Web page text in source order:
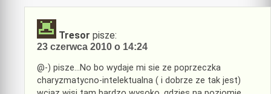
Tresor pisze:
23 czerwca 2010 o 14:24
@-) pisze…No bo wydaje mi sie ze poprzeczka
charyzmatycno-intelektualna ( i dobrze ze tak jest)